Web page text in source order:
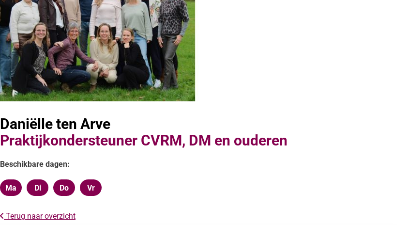
Daniëlle ten Arve
Praktijkondersteuner CVRM, DM en ouderen
Beschikbare dagen:
Maandag
Ma Dinsdag
Di Donderdag
Do Vrijdag
Vr
Terug naar overzicht